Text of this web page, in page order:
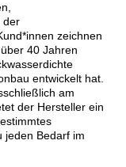
der
zeichnen
40 Jahren
entwickelt hat.
am
der Hersteller ein
jeden Bedarf im